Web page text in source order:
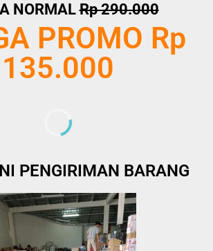
NORMALRp 290.000
PROMO Rp
135.000
PENGIRIMAN BARANG